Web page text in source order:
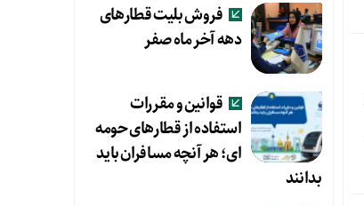
فروش بلیت قطارهای
دهه آخر ماه صفر
قوانین و مقررات
استفاده از قطارهای حومه
ای؛ هر آنچه مسافران باید
بدانند